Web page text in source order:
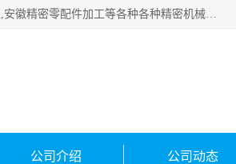
公司主要承接深圳精密零配件加工,非标零部配件加工,家具零配件加工,治具零配件加工,安徽精密零配件加工等各种各种精密机械加工，欢迎来来电咨询！
公司介绍 公司动态